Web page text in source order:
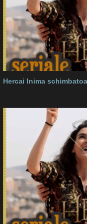
Hercai Inima